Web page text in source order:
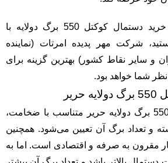
بنابراین، اگر به دنبال خرید دستمال کوکتل 550 برگ دولایه با
شرکت مهر پدیده امرتات (نماینده
و سایر نقاط کشور) بهترین گزینه برای
شما خواهد بود.
قیمت دستمال کوکتل 550 برگ دولایه حریر متناسب با ضخامت،
و تعداد برگ آن تعیین می‌شود. همچنین
مقرون به صرفه و اقتصادی است. اما به